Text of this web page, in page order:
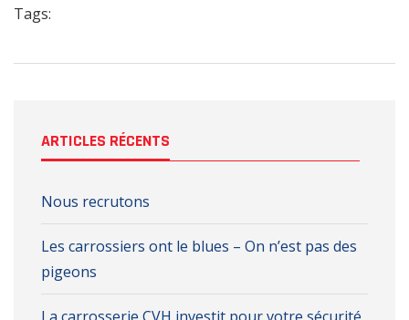
Tags:
ARTICLES RÉCENTS
Nous recrutons
Les carrossiers ont le blues – On n’est pas des
pigeons